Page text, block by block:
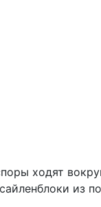
ходят
из